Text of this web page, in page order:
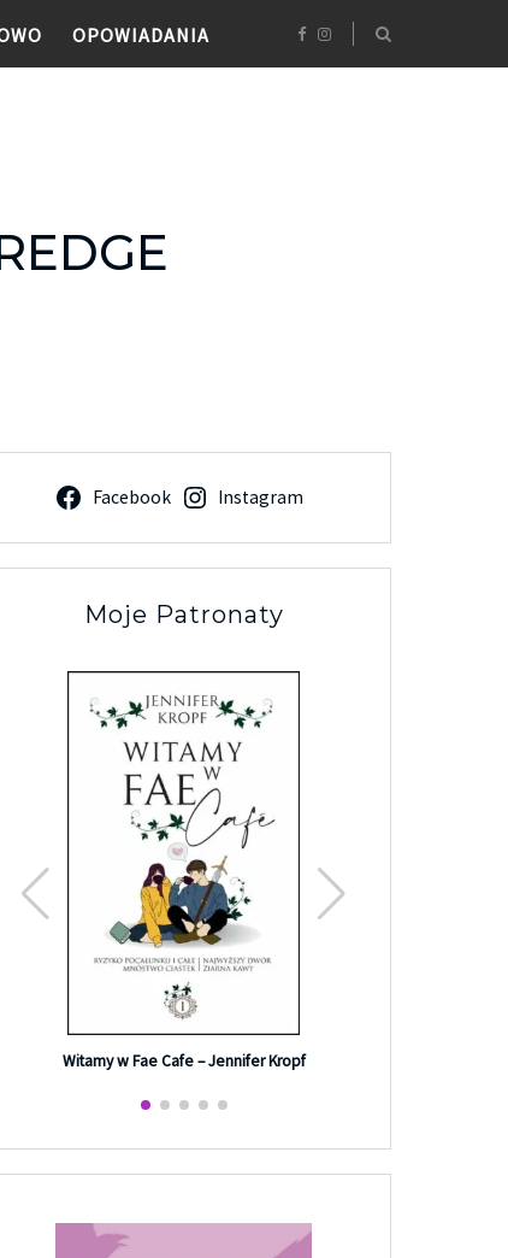
OPOWIADANIA
Facebook Instagram
Moje Patronaty
Witamy w Fae Cafe – Jennifer Kropf